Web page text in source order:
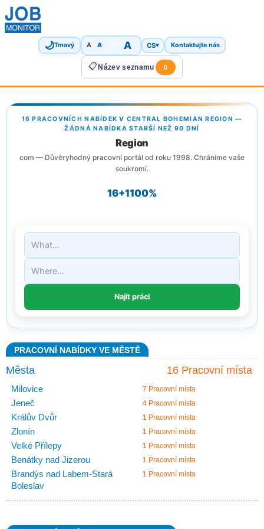
🌙Tmavý A A A CS▾ Kontaktujte nás
📋Název seznamu 0
16 PRACOVNÍCH NABÍDEK V CENTRAL BOHEMIAN REGION —
ŽÁDNÁ NABÍDKA STARŠÍ NEŽ 90 DNÍ
Region
com — Důvěryhodný pracovní portál od roku 1998. Chráníme vaše
soukromí.
16+1100%
PRACOVNÍ NABÍDKY VE MĚSTĚ
16 Pracovní místa
Města
Milovice 7 Pracovní místa
Jeneč 4 Pracovní místa
Králův Dvůr 1 Pracovní místa
Zlonín 1 Pracovní místa
Velké Přílepy 1 Pracovní místa
Benátky nad Jizerou 1 Pracovní místa
Brandýs nad Labem-Stará
Boleslav
1 Pracovní místa